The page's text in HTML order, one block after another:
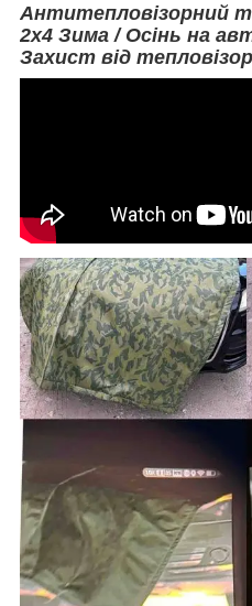
Антитепловізорний
2х4 Зима / Осінь на
Захист від